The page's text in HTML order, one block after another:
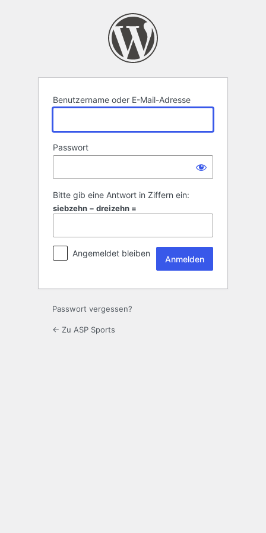
Benutzername oder E-Mail-Adresse
Passwort
Bitte gib eine Antwort in Ziffern ein:
siebzehn − dreizehn =
Angemeldet bleiben
Passwort vergessen?
← Zu ASP Sports